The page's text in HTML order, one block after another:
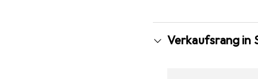
Verkaufsrang in